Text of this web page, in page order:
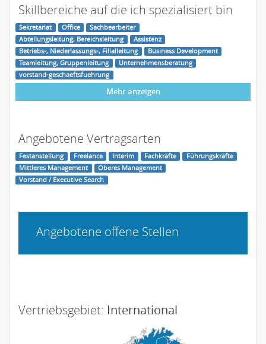
Skillbereiche auf die ich spezialisiert bin
Sekretariat Office
Sachbearbeiter
Abteilungsleitung, Bereichsleitung
Assistenz
Betriebs-, Niederlassungs-, Filialleitung
Business Development
Teamleitung, Gruppenleitung
Unternehmensberatung
vorstand-geschaeftsfuehrung
Mehr anzeigen
Angebotene Vertragsarten
Festanstellung Freelance Interim Fachkräfte
Führungskräfte
Mittleres Management
Oberes Management
Vorstand / Executive Search
Angebotene offene Stellen
Vertriebsgebiet: International